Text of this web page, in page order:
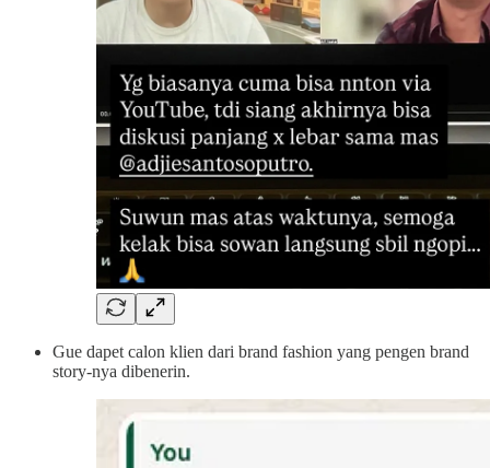
Gue dapet calon klien dari brand fashion yang pengen brand
story-nya dibenerin.